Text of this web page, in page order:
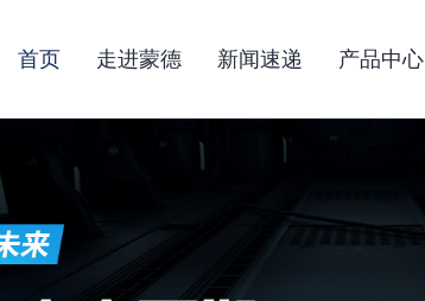
首页 走进蒙德 新闻速递 产品中心